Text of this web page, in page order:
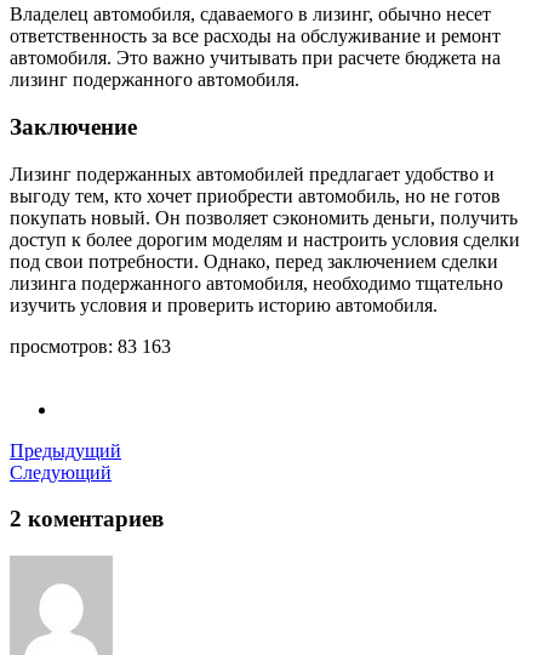
Владелец автомобиля, сдаваемого в лизинг, обычно несет
ответственность за все расходы на обслуживание и ремонт
автомобиля. Это важно учитывать при расчете бюджета на
лизинг подержанного автомобиля.
Заключение
Лизинг подержанных автомобилей предлагает удобство и
выгоду тем, кто хочет приобрести автомобиль, но не готов
покупать новый. Он позволяет сэкономить деньги, получить
доступ к более дорогим моделям и настроить условия сделки
под свои потребности. Однако, перед заключением сделки
лизинга подержанного автомобиля, необходимо тщательно
изучить условия и проверить историю автомобиля.
просмотров: 83 163
Предыдущий
Следующий
2 коментариев